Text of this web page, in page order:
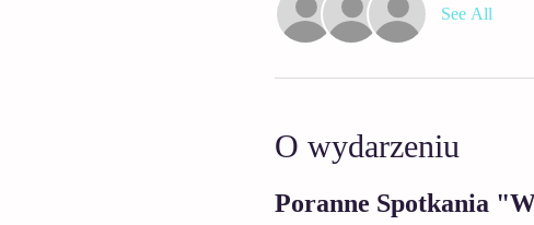
See All
O wydarzeniu
Poranne Spotkania